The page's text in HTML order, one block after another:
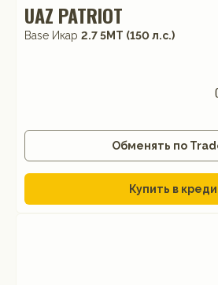
UAZ PATRIOT
Base Икар 2.7 5МТ (150 л.с.)
Обменять по
Купить в